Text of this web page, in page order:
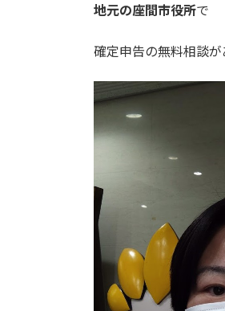
新
時
:
地元の座間市役所で
確定申告の無料相談